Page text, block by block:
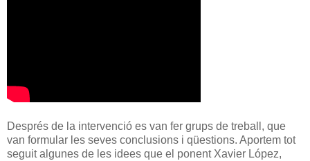
Després de la intervenció es van fer grups de treball, que
van formular les seves conclusions i qüestions. Aportem tot
seguit algunes de les idees que el ponent Xavier López,